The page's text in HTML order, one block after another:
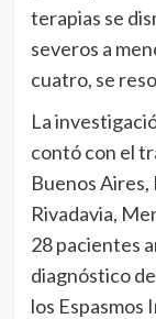
terapias se
severos a
cuatro, se
La
contó con el
Buenos
Rivadavia,
28 pacientes
diagnóstico
los